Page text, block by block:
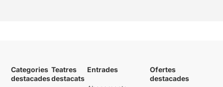
dies al Teatre Eolia,
segurament una de les sales
Categories
destacades
Teatres
destacats
Entrades
Ofertes
destacades